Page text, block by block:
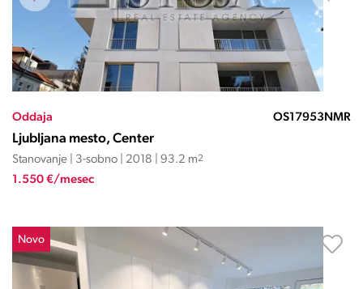
Oddaja OS17953NMR
Ljubljana mesto, Center
Stanovanje | 3-sobno | 2018 | 93.2 m2
1.550 €/mesec
Novo